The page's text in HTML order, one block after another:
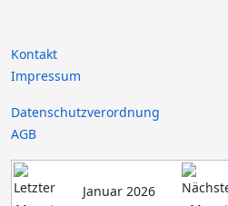
Kontakt
Impressum
Datenschutzverordnung
AGB
Januar 2026